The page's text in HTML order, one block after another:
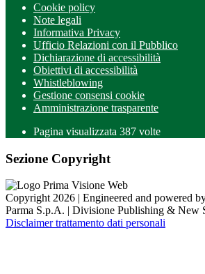
Cookie policy
Note legali
Informativa Privacy
Ufficio Relazioni con il Pubblico
Dichiarazione di accessibilità
Obiettivi di accessibilità
Whistleblowing
Gestione consensi cookie
Amministrazione trasparente
Pagina visualizzata 387 volte
Sezione Copyright
Copyright 2026 | Engineered and powered
Parma S.p.A. | Divisione Publishing & New
Disclaimer trattamento dati personali